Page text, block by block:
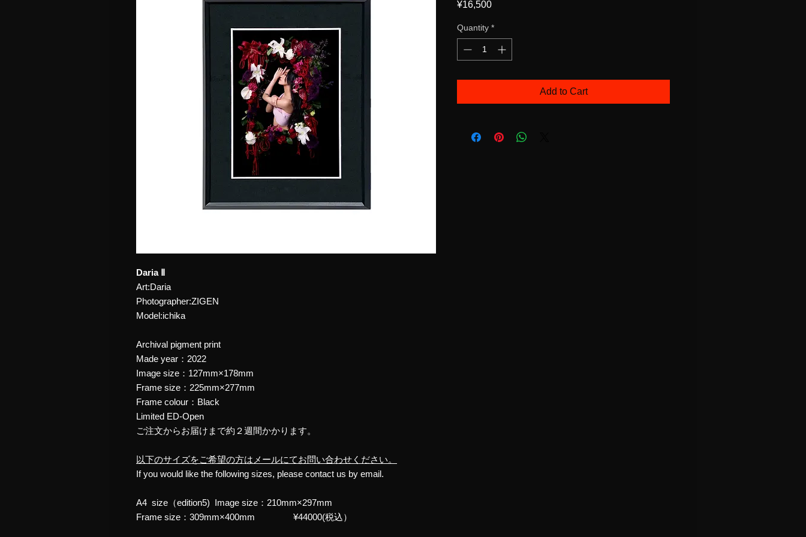
Daria Ⅱ
Art:Daria
Photographer:ZIGEN
Model:ichika
Archival pigment print
Made year：2022
Image size：127mm×178mm
Frame size：225mm×277mm
Frame colour：Black
Limited ED-Open
ご注文からお届けまで約２週間かかります。
以下のサイズをご希望の方はメールにてお問い合わせください。
If you would like the following sizes, please contact us by email.
A4 size（edition5) Image size：210mm×297mm
Frame size：309mm×400mm ¥44000(税込）
¥16,500Price
Quantity *
Add to Cart